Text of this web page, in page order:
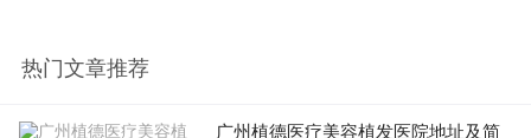
热门文章推荐
广州植德医疗美容植发医院地址及简